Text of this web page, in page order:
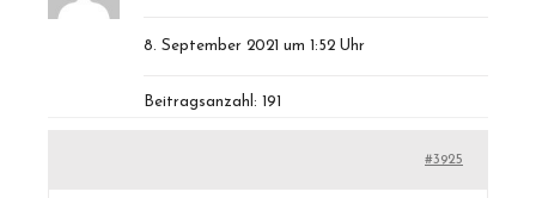
8. September 2021 um 1:52 Uhr
Beitragsanzahl: 191
#3925